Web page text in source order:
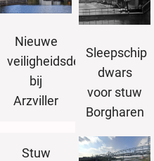
Nieuwe
veiligheidsdeur
bij
Arzviller
Sleepschip
dwars
voor stuw
Borgharen
Stuw